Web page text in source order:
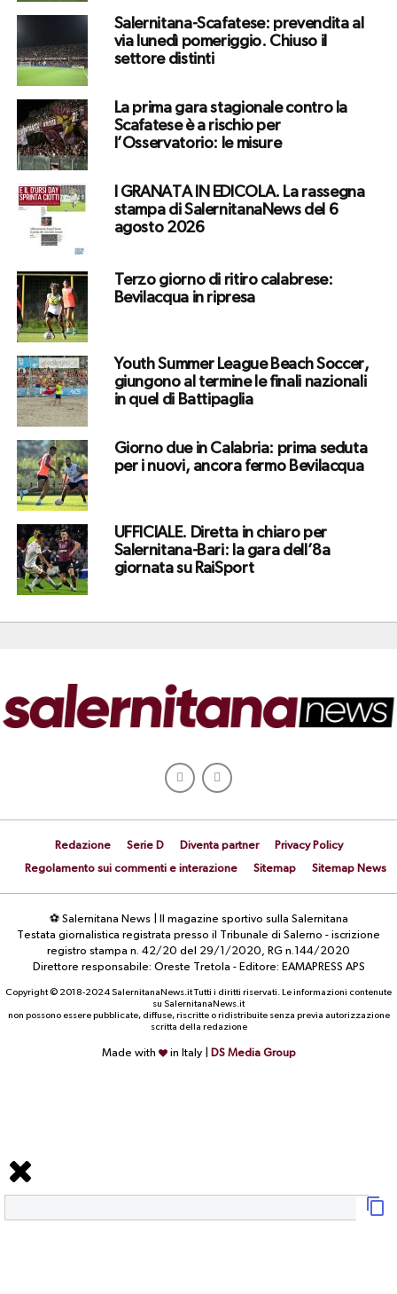
Salernitana-Scafatese: prevendita al
via lunedì pomeriggio. Chiuso il
settore distinti
La prima gara stagionale contro la
Scafatese è a rischio per
l’Osservatorio: le misure
I GRANATA IN EDICOLA. La rassegna
stampa di SalernitanaNews del 6
agosto 2026
Terzo giorno di ritiro calabrese:
Bevilacqua in ripresa
Youth Summer League Beach Soccer,
giungono al termine le finali nazionali
in quel di Battipaglia
Giorno due in Calabria: prima seduta
per i nuovi, ancora fermo Bevilacqua
UFFICIALE. Diretta in chiaro per
Salernitana-Bari: la gara dell’8a
giornata su RaiSport
Redazione Serie D Diventa partner
Privacy Policy
Regolamento sui commenti e interazione
Sitemap Sitemap News
⚽ Salernitana News | Il magazine sportivo sulla Salernitana
Testata giornalistica registrata presso il Tribunale di Salerno - iscrizione
registro stampa n. 42/20 del 29/1/2020, RG n.144/2020
Direttore responsabile: Oreste Tretola - Editore: EAMAPRESS APS
Copyright © 2018-2024 SalernitanaNews.it Tutti i diritti riservati. Le informazioni contenute
su SalernitanaNews.it
non possono essere pubblicate, diffuse, riscritte o ridistribuite senza previa autorizzazione
scritta della redazione
Made with in Italy | DS Media Group